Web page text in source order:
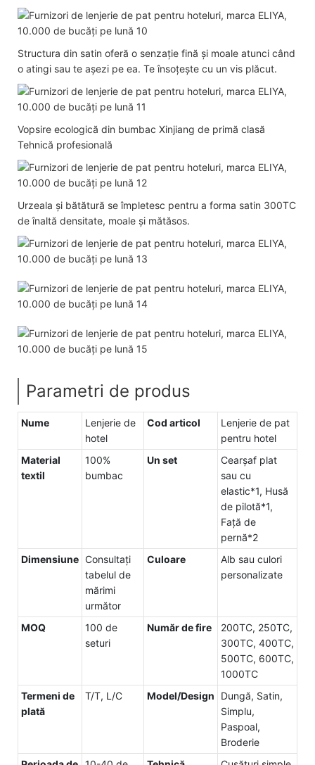
Structura din satin oferă o senzație fină și moale atunci când
o atingi sau te așezi pe ea. Te însoțește cu un vis plăcut.
Vopsire ecologică din bumbac Xinjiang de primă clasă
Tehnică profesională
Urzeala și bătătură se împletesc pentru a forma satin 300TC
de înaltă densitate, moale și mătăsos.
Parametri de produs
Nume
Lenjerie de
hotel
Cod articol
Lenjerie de pat
pentru hotel
Material
textil
100%
bumbac
Un set
Cearșaf plat
sau cu
elastic*1, Husă
de pilotă*1,
Față de
pernă*2
Dimensiune Consultați
tabelul de
mărimi
următor
Culoare
Alb sau culori
personalizate
MOQ
100 de
seturi
Număr de fire
200TC, 250TC,
300TC, 400TC,
500TC, 600TC,
1000TC
Termeni de
plată
T/T, L/C Model/Design
Dungă, Satin,
Simplu,
Paspoal,
Broderie